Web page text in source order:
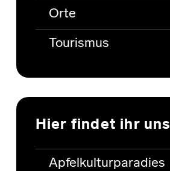
Orte
Tourismus
Hier findet ihr uns
Apfelkulturparadies